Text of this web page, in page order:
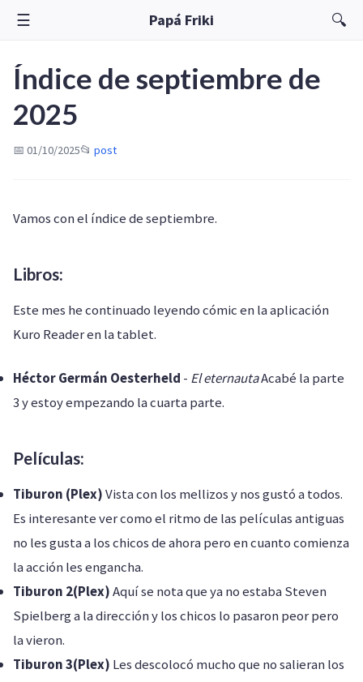
☰ Papá Friki 🔍
Índice de septiembre de
2025
📅 01/10/2025📂 post
Vamos con el índice de septiembre.
Libros:
Este mes he continuado leyendo cómic en la aplicación
Kuro Reader en la tablet.
Héctor Germán Oesterheld - El eternautaAcabé la parte
3 y estoy empezando la cuarta parte.
Películas:
Tiburon (Plex)Vista con los mellizos y nos gustó a todos.
Es interesante ver como el ritmo de las películas antiguas
no les gusta a los chicos de ahora pero en cuanto comienza
la acción les engancha.
Tiburon 2(Plex)Aquí se nota que ya no estaba Steven
Spielberg a la dirección y los chicos lo pasaron peor pero
la vieron.
Tiburon 3(Plex) Les descolocó mucho que no salieran los